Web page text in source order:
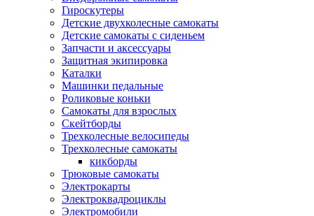
Гироскутеры
Детские двухколесные самокаты
Детские самокаты с сиденьем
Запчасти и аксессуары
Защитная экипировка
Каталки
Машинки педальные
Роликовые коньки
Самокаты для взрослых
Скейтборды
Трехколесные велосипеды
Трехколесные самокаты
кикборды
Трюковые самокаты
Электрокарты
Электроквадроциклы
Электромобили